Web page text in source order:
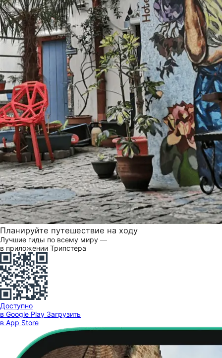
Планируйте путешествие на ходу
Лучшие гиды по всему миру —
в приложении Трипстера
Доступно
в Google Play Загрузить
в App Store